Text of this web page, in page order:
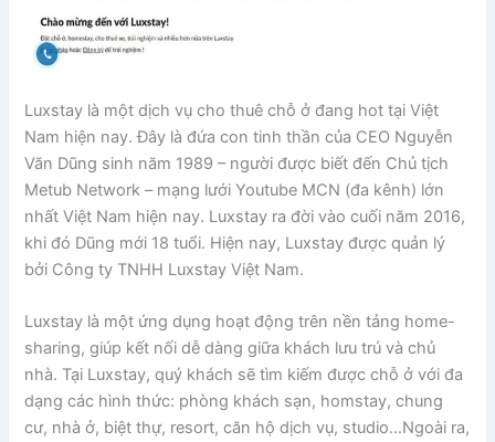
Luxstay là một dịch vụ cho thuê chỗ ở đang hot tại Việt
Nam hiện nay. Đây là đứa con tinh thần của CEO Nguyễn
Văn Dũng sinh năm 1989 – người được biết đến Chủ tịch
Metub Network – mạng lưới Youtube MCN (đa kênh) lớn
nhất Việt Nam hiện nay. Luxstay ra đời vào cuối năm 2016,
khi đó Dũng mới 18 tuổi. Hiện nay, Luxstay được quản lý
bởi Công ty TNHH Luxstay Việt Nam.
Luxstay là một ứng dụng hoạt động trên nền tảng home-
sharing, giúp kết nối dễ dàng giữa khách lưu trú và chủ
nhà. Tại Luxstay, quý khách sẽ tìm kiếm được chỗ ở với đa
dạng các hình thức: phòng khách sạn, homstay, chung
cư, nhà ở, biệt thự, resort, căn hộ dịch vụ, studio…Ngoài ra,